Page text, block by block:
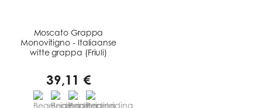
Moscato Grappa
Monovitigno - Italiaanse
witte grappa (Friuli)
39,11 €